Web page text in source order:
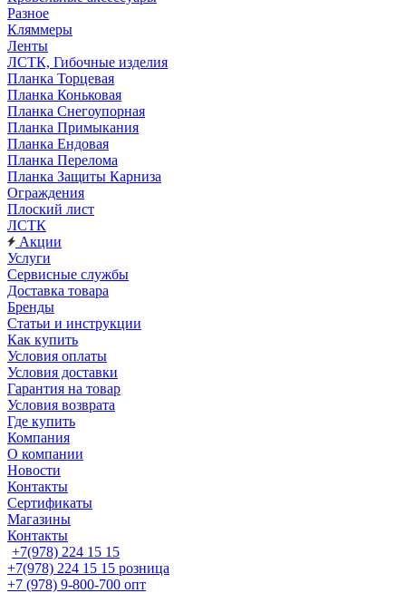
Разное
Кляммеры
Ленты
ЛСТК, Гибочные изделия
Планка Торцевая
Планка Коньковая
Планка Снегоупорная
Планка Примыкания
Планка Ендовая
Планка Перелома
Планка Защиты Карниза
Ограждения
Плоский лист
ЛСТК
Акции
Услуги
Сервисные службы
Доставка товара
Бренды
Статьи и инструкции
Как купить
Условия оплаты
Условия доставки
Гарантия на товар
Условия возврата
Где купить
Компания
О компании
Новости
Контакты
Сертификаты
Магазины
Контакты
+7(978) 224 15 15
+7(978) 224 15 15 розница
+7 (978) 9-800-700 опт